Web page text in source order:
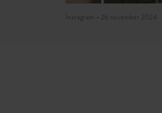
Instagram • 26 november 2024